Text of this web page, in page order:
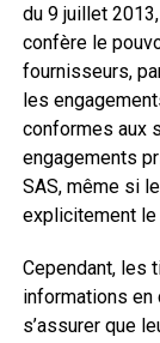
du 9 juillet
confère le
fournisseurs,
les
conformes aux
engagements
SAS, même si
explicitement le
Cependant, les
informations en
s’assurer que